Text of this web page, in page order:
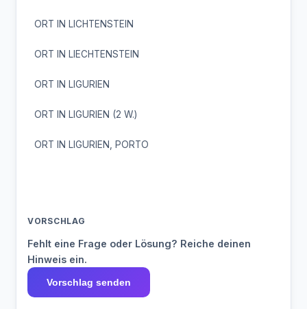
ORT IN LICHTENSTEIN
ORT IN LIECHTENSTEIN
ORT IN LIGURIEN
ORT IN LIGURIEN (2 W.)
ORT IN LIGURIEN, PORTO
VORSCHLAG
Fehlt eine Frage oder Lösung? Reiche deinen
Hinweis ein.
Vorschlag senden